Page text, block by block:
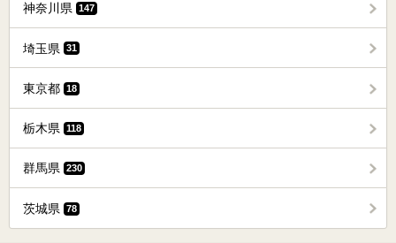
神奈川県 147
埼玉県 31
東京都 18
栃木県 118
群馬県 230
茨城県 78